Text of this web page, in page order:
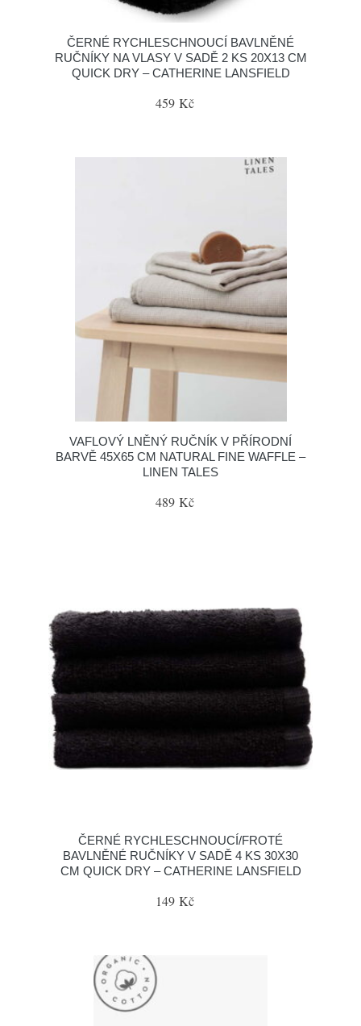
ČERNÉ RYCHLESCHNOUCÍ BAVLNĚNÉ
RUČNÍKY NA VLASY V SADĚ 2 KS 20X13 CM
QUICK DRY – CATHERINE LANSFIELD
459 Kč
VAFLOVÝ LNĚNÝ RUČNÍK V PŘÍRODNÍ
BARVĚ 45X65 CM NATURAL FINE WAFFLE –
LINEN TALES
489 Kč
ČERNÉ RYCHLESCHNOUCÍ/FROTÉ
BAVLNĚNÉ RUČNÍKY V SADĚ 4 KS 30X30
CM QUICK DRY – CATHERINE LANSFIELD
149 Kč